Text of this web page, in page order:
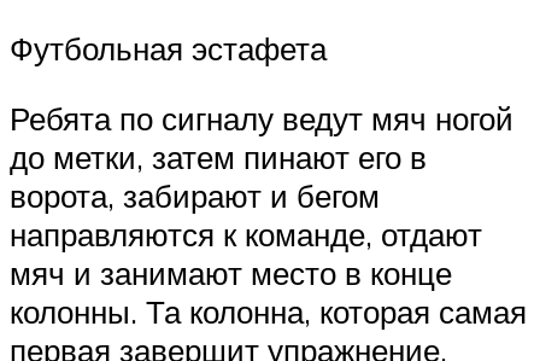
Футбольная эстафета
Ребята по сигналу ведут мяч ногой
до метки, затем пинают его в
ворота, забирают и бегом
направляются к команде, отдают
мяч и занимают место в конце
колонны. Та колонна, которая самая
первая завершит упражнение,